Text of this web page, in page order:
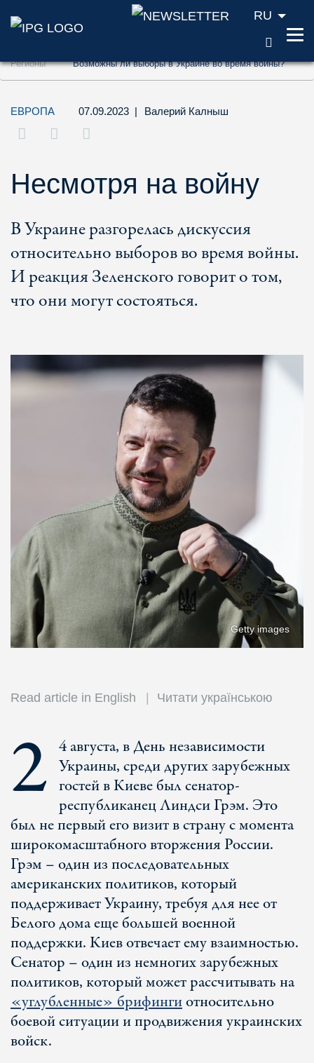
Перейти к содержанию (ключ доступа
Перейти к поиску (ключ доступа '2')
Перейти к навигации (ключ доступа '3')
RU
Регионы Возможны ли выборы в Украине во время войны?
ЕВРОПА 07.09.2023 | Валерий Калныш
Несмотря на войну
В Украине разгорелась дискуссия
относительно выборов во время войны.
И реакция Зеленского говорит о том,
что они могут состояться.
Getty images
Read article in English Читати українською
2 4 августа, в День независимости
Украины, среди других зарубежных
гостей в Киеве был сенатор-
республиканец Линдси Грэм. Это
был не первый его визит в страну с момента
широкомасштабного вторжения России.
Грэм – один из последовательных
американских политиков, который
поддерживает Украину, требуя для нее от
Белого дома еще большей военной
поддержки. Киев отвечает ему взаимностью.
Сенатор – один из немногих зарубежных
политиков, который может рассчитывать на
«углубленные» брифингиотносительно
боевой ситуации и продвижения украинских
войск.